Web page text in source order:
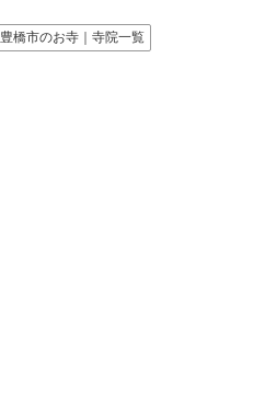
豊橋市のお寺｜寺院一覧